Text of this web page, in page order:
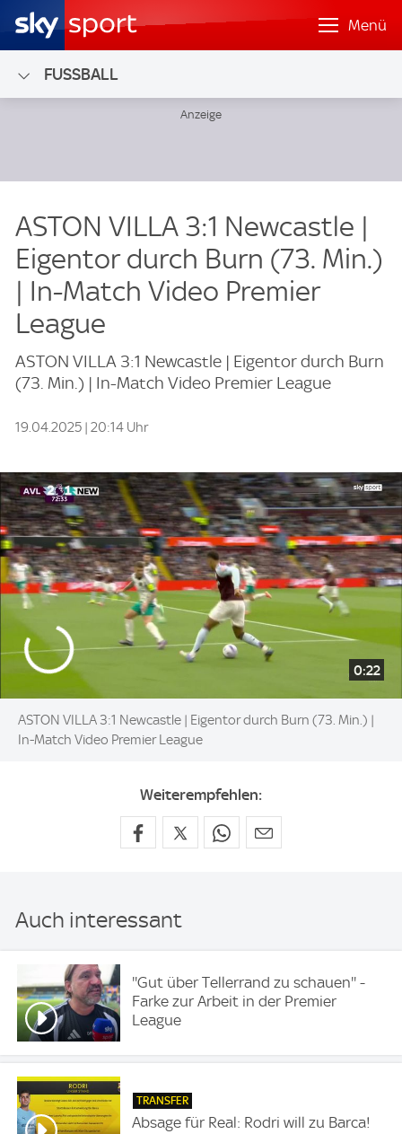
Menü
FUSSBALL
ASTON VILLA 3:1 Newcastle |
Eigentor durch Burn (73. Min.)
| In-Match Video Premier
League
ASTON VILLA 3:1 Newcastle | Eigentor durch Burn
(73. Min.) | In-Match Video Premier League
19.04.2025 | 20:14 Uhr
0:22
ASTON VILLA 3:1 Newcastle | Eigentor durch Burn (73. Min.) |
In-Match Video Premier League
Weiterempfehlen:
Auch interessant
''Gut über Tellerrand zu schauen'' -
Farke zur Arbeit in der Premier
League
TRANSFER
Absage für Real: Rodri will zu Barca!